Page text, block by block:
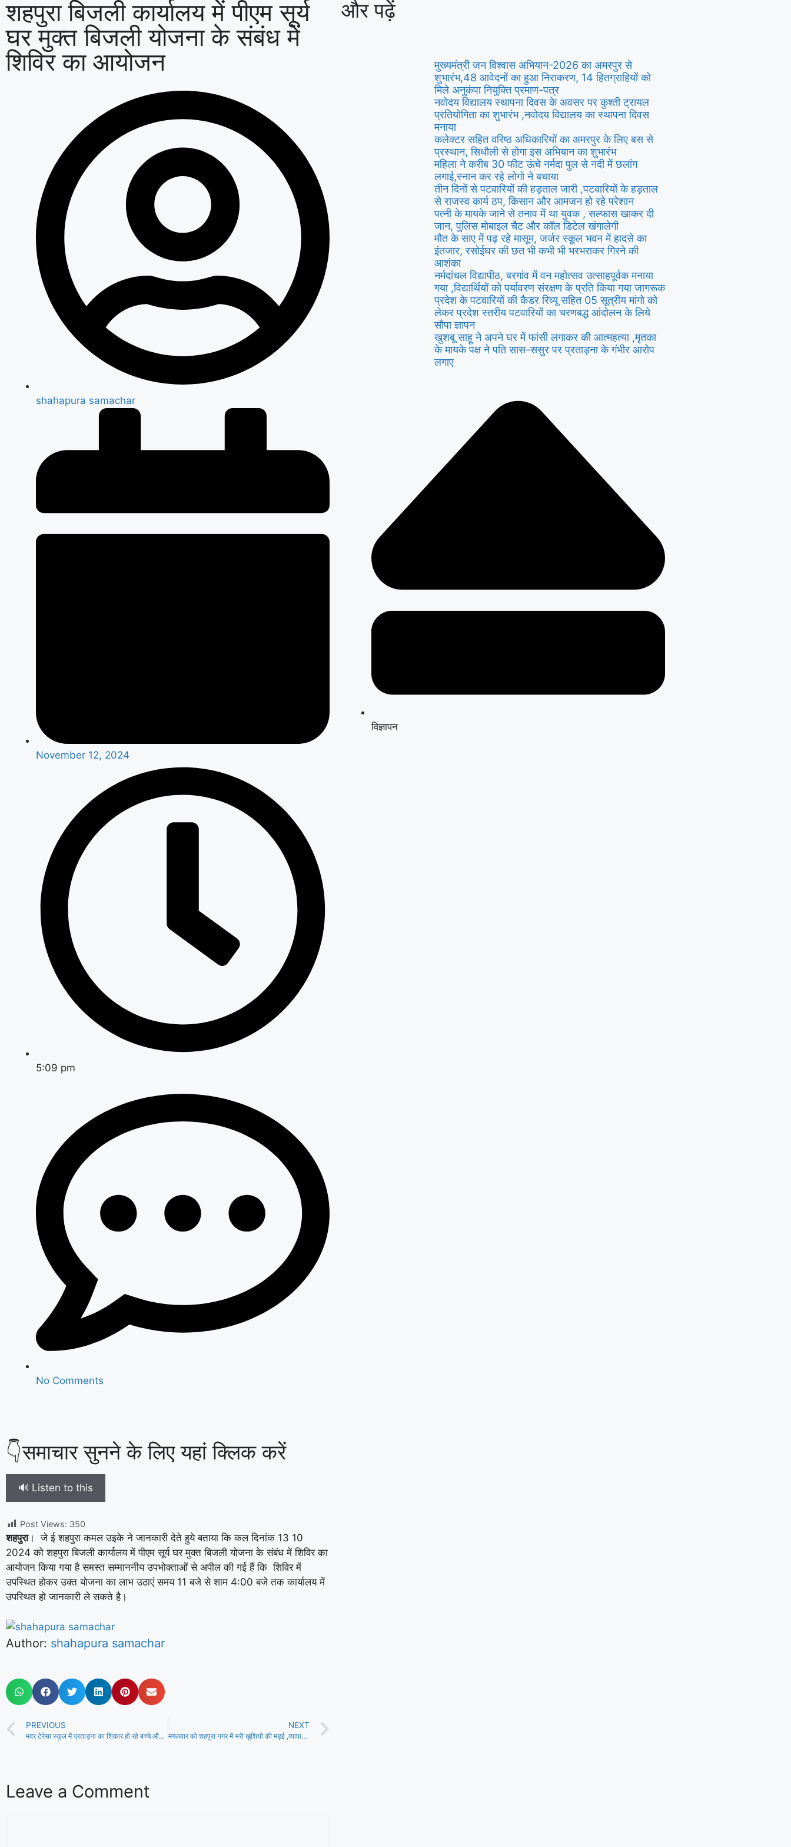
शहपुरा बिजली कार्यालय में पीएम सूर्य
घर मुक्त बिजली योजना के संबंध में
शिविर का आयोजन
shahapura samachar
November 12, 2024
5:09 pm
No Comments
👇समाचार सुनने के लिए यहां क्लिक करें
🔊 Listen to this
Post Views: 350
शहपुरा। जे ई शहपुरा कमल उइके ने जानकारी देते हुये बताया कि कल दिनांक 13 10
2024 को शहपुरा बिजली कार्यालय में पीएम सूर्य घर मुक्त बिजली योजना के संबंध में शिविर का
आयोजन किया गया है समस्त सम्माननीय उपभोक्ताओं से अपील की गई हैं कि शिविर में
उपस्थित होकर उक्त योजना का लाभ उठाएं समय 11 बजे से शाम 4:00 बजे तक कार्यालय में
उपस्थित हो जानकारी ले सकते है।
Author: shahapura samachar
PREVIOUS
मदर टेरेसा स्कूल में प्रताड़ना का शिकार हो रहे बच्चे और अभिभावक , पेरेंट्स मीटिंग में उपस्थित न होने और शुल्क जमा न होने पर विद्यालय प्रबंधन कर रहा परेशान
NEXT
मंगलवार को शहपुरा नगर में भरी खुशियों की मड़ई ,व्यापारियों ने लगाई दुकाने,खूब बिका कांदा सिंघाड़ा,बच्चो ने लिया हवाई झूले का आंनद, मड़ई को लेकर प्रसाशन रहा मुस्तैद
Leave a Comment
और पढ़ें
मुख्यमंत्री जन विश्वास अभियान-2026 का अमरपुर से
शुभारंभ,48 आवेदनों का हुआ निराकरण, 14 हितग्राहियों को
मिले अनुकंपा नियुक्ति प्रमाण-पत्र
नवोदय विद्यालय स्थापना दिवस के अवसर पर कुश्ती ट्रायल
प्रतियोगिता का शुभारंभ ,नवोदय विद्यालय का स्थापना दिवस
मनाया
कलेक्टर सहित वरिष्ठ अधिकारियों का अमरपुर के लिए बस से
प्रस्थान, सिधौली से होगा इस अभियान का शुभारंभ
महिला ने करीब 30 फीट ऊंचे नर्मदा पुल से नदी में छलांग
लगाई,स्नान कर रहे लोगो ने बचाया
तीन दिनों से पटवारियों की हड़ताल जारी ,पटवारियों के हड़ताल
से राजस्व कार्य ठप, किसान और आमजन हो रहे परेशान
पत्नी के मायके जाने से तनाव में था युवक , सल्फास खाकर दी
जान, पुलिस मोबाइल चैट और कॉल डिटेल खंगालेगी
मौत के साए में पढ़ रहे मासूम, जर्जर स्कूल भवन में हादसे का
इंतजार, रसोईघर की छत भी कभी भी भरभराकर गिरने की
आशंका
नर्मदांचल विद्यापीठ, बरगांव में वन महोत्सव उत्साहपूर्वक मनाया
गया ,विद्यार्थियों को पर्यावरण संरक्षण के प्रति किया गया जागरूक
प्रदेश के पटवारियों की कैडर रिव्यू सहित 05 सूत्रीय मांगो को
लेकर प्रदेश स्तरीय पटवारियों का चरणबद्ध आंदोलन के लिये
सौपा ज्ञापन
खुशबू साहू ने अपने घर में फांसी लगाकर की आत्महत्या ,मृतका
के मायके पक्ष ने पति सास-ससुर पर प्रताड़ना के गंभीर आरोप
लगाए
विज्ञापन